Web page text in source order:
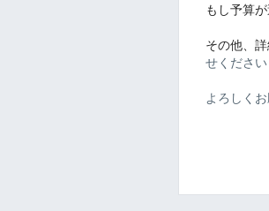
もし予算
その他、
せください
よろしく